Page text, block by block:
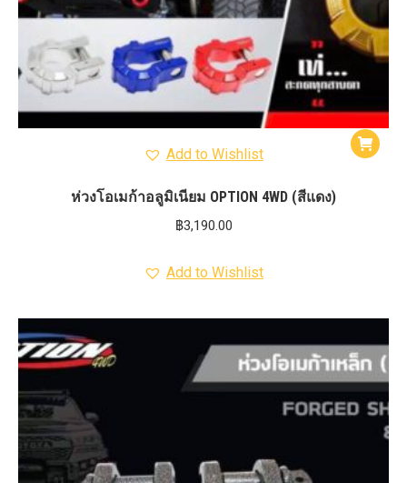
Add to Wishlist
ห่วงโอเมก้าอลูมิเนียม OPTION 4WD (สีแดง)
฿3,190.00
Add to Wishlist